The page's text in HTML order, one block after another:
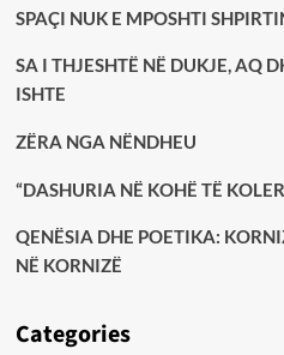
SPAÇI NUK E MPOSHTI
SA I THJESHTË NË DUKJE, AQ
ISHTE
ZËRA NGA NËNDHEU
“DASHURIA NË KOHË TË
QENËSIA DHE POETIKA:
NË KORNIZË
Categories